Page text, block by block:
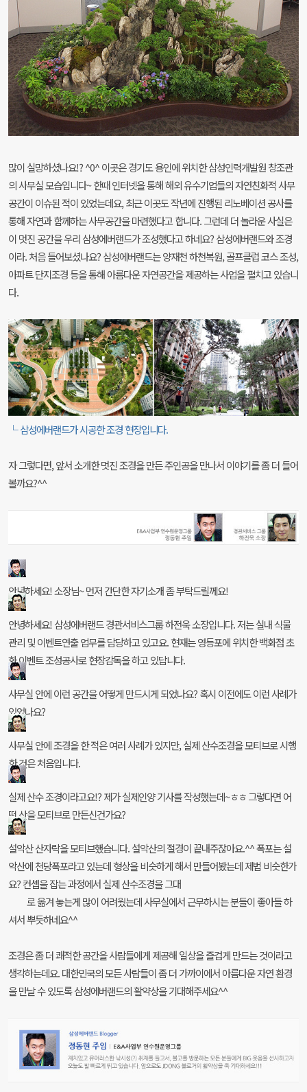
많이 실망하셨나요!? ^0^ 이곳은 경기도 용인에 위치한 삼성인력개발원 창조관
의 사무실 모습입니다~ 한때 인터넷을 통해 해외 유수기업들의 자연친화적 사무
공간이 이슈된 적이 있었는데요, 최근 이곳도 작년에 진행된 리노베이션 공사를
통해 자연과 함께하는 사무공간을 마련했다고 합니다. 그런데 더 놀라운 사실은
이 멋진 공간을 우리 삼성에버랜드가 조성했다고 하네요? 삼성에버랜드와 조경
이라. 처음 들어보셨나요? 삼성에버랜드는 양재천 하천복원, 골프클럽 코스 조성,
아파트 단지조경 등을 통해 아름다운 자연공간을 제공하는 사업을 펼치고 있습니
다.
└ 삼성에버랜드가 시공한 조경 현장입니다.
자 그렇다면, 앞서 소개한 멋진 조경을 만든 주인공을 만나서 이야기를 좀 더 들어
볼까요?^^
안녕하세요! 소장님~ 먼저 간단한 자기소개 좀 부탁드릴께요!
안녕하세요! 삼성에버랜드 경관서비스그룹 하전욱 소장입니다. 저는 실내 식물
관리 및 이벤트연출 업무를 담당하고 있고요. 현재는 영등포에 위치한 백화점 초
화 이벤트 조성공사로 현장감독을 하고 있답니다.
사무실 안에 이런 공간을 어떻게 만드시게 되었나요? 혹시 이전에도 이런 사례가
있었나요?
사무실 안에 조경을 한 적은 여러 사례가 있지만, 실제 산수조경을 모티브로 시행
한 것은 처음입니다.
실제 산수 조경이라고요!? 제가 실제인양 기사를 작성했는데~ㅎㅎ 그렇다면 어
떤 산을 모티브로 만든신건가요?
설악산 산자락을 모티브했습니다. 설악산의 절경이 끝내주잖아요.^^ 폭포는 설
악산에 천당폭포라고 있는데 형상을 비슷하게 해서 만들어봤는데 제법 비슷한가
요? 컨셉을 잡는 과정에서 실제 산수조경을 그대
로 옮겨 놓는게 많이 어려웠는데 사무실에서 근무하시는 분들이 좋아들 하
셔서 뿌듯하네요^^
조경은 좀 더 쾌적한 공간을 사람들에게 제공해 일상을 즐겁게 만드는 것이라고
생각하는데요. 대한민국의 모든 사람들이 좀 더 가까이에서 아름다운 자연 환경
을 만날 수 있도록 삼성에버랜드의 활약상을 기대해주세요^^